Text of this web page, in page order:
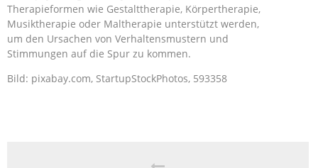
Therapieformen wie Gestalttherapie, Körpertherapie,
Musiktherapie oder Maltherapie unterstützt werden,
um den Ursachen von Verhaltensmustern und
Stimmungen auf die Spur zu kommen.
Bild: pixabay.com, StartupStockPhotos, 593358